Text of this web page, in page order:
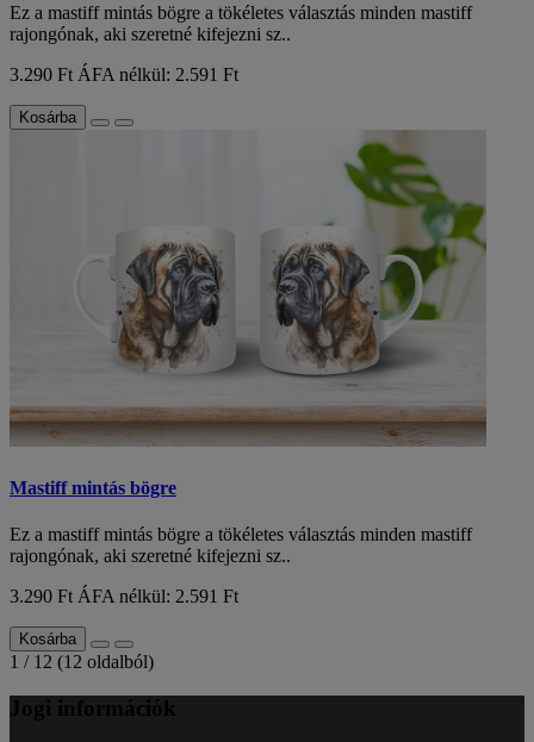
Ez a mastiff mintás bögre a tökéletes választás minden mastiff
rajongónak, aki szeretné kifejezni sz..
3.290 Ft ÁFA nélkül: 2.591 Ft
Kosárba
Mastiff mintás bögre
Ez a mastiff mintás bögre a tökéletes választás minden mastiff
rajongónak, aki szeretné kifejezni sz..
3.290 Ft ÁFA nélkül: 2.591 Ft
Kosárba
1 / 12 (12 oldalból)
Jogi információk